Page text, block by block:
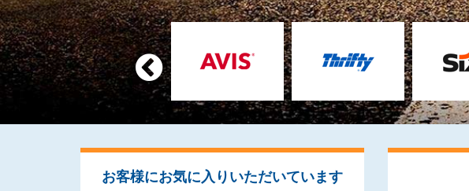

お客様にお気に入りいただいています